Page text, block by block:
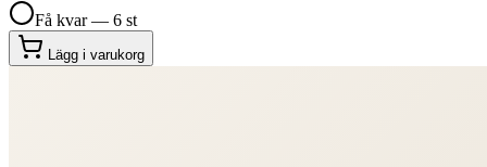
Få kvar — 6 st
Lägg i varukorg